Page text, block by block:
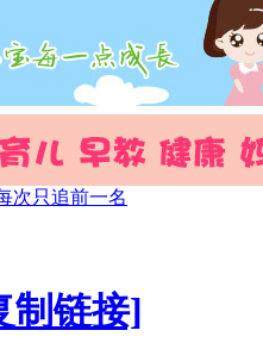
次只追前一名
制链接]